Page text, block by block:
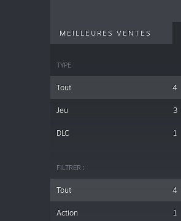
MEILLEURES VENTES
TYPE
Tout 4
Jeu 3
DLC 1
FILTRER :
Tout 4
Action 1